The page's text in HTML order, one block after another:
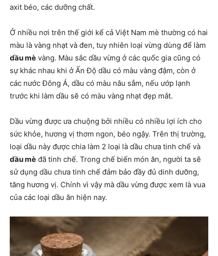
axit béo, các dưỡng chất.
Ở nhiều nơi trên thế giới kể cả Việt Nam mè thường có hai
màu là vàng nhạt và đen, tuy nhiên loại vừng dùng để làm
dầu mè vàng. Màu sắc dầu vừng ở các quốc gia cũng có
sự khác nhau khi ở Ấn Độ dầu có màu vàng đậm, còn ở
các nước Đông Á, dầu có màu nâu sẫm, nếu ướp lạnh
trước khi làm dầu sẽ có màu vàng nhạt đẹp mắt.
Dầu vừng được ưa chuộng bởi nhiều có nhiều lợi ích cho
sức khỏe, hương vị thơm ngon, béo ngậy. Trên thị trường,
loại dầu này được chia làm 2 loại là dầu chưa tinh chế và
dầu mè đã tinh chế. Trong chế biến món ăn, người ta sẽ
sử dụng dầu chưa tinh chế đảm bảo đầy đủ dinh dưỡng,
tăng hương vị. Chính vì vậy mà dầu vừng được xem là vua
của các loại dầu ăn hiện nay.